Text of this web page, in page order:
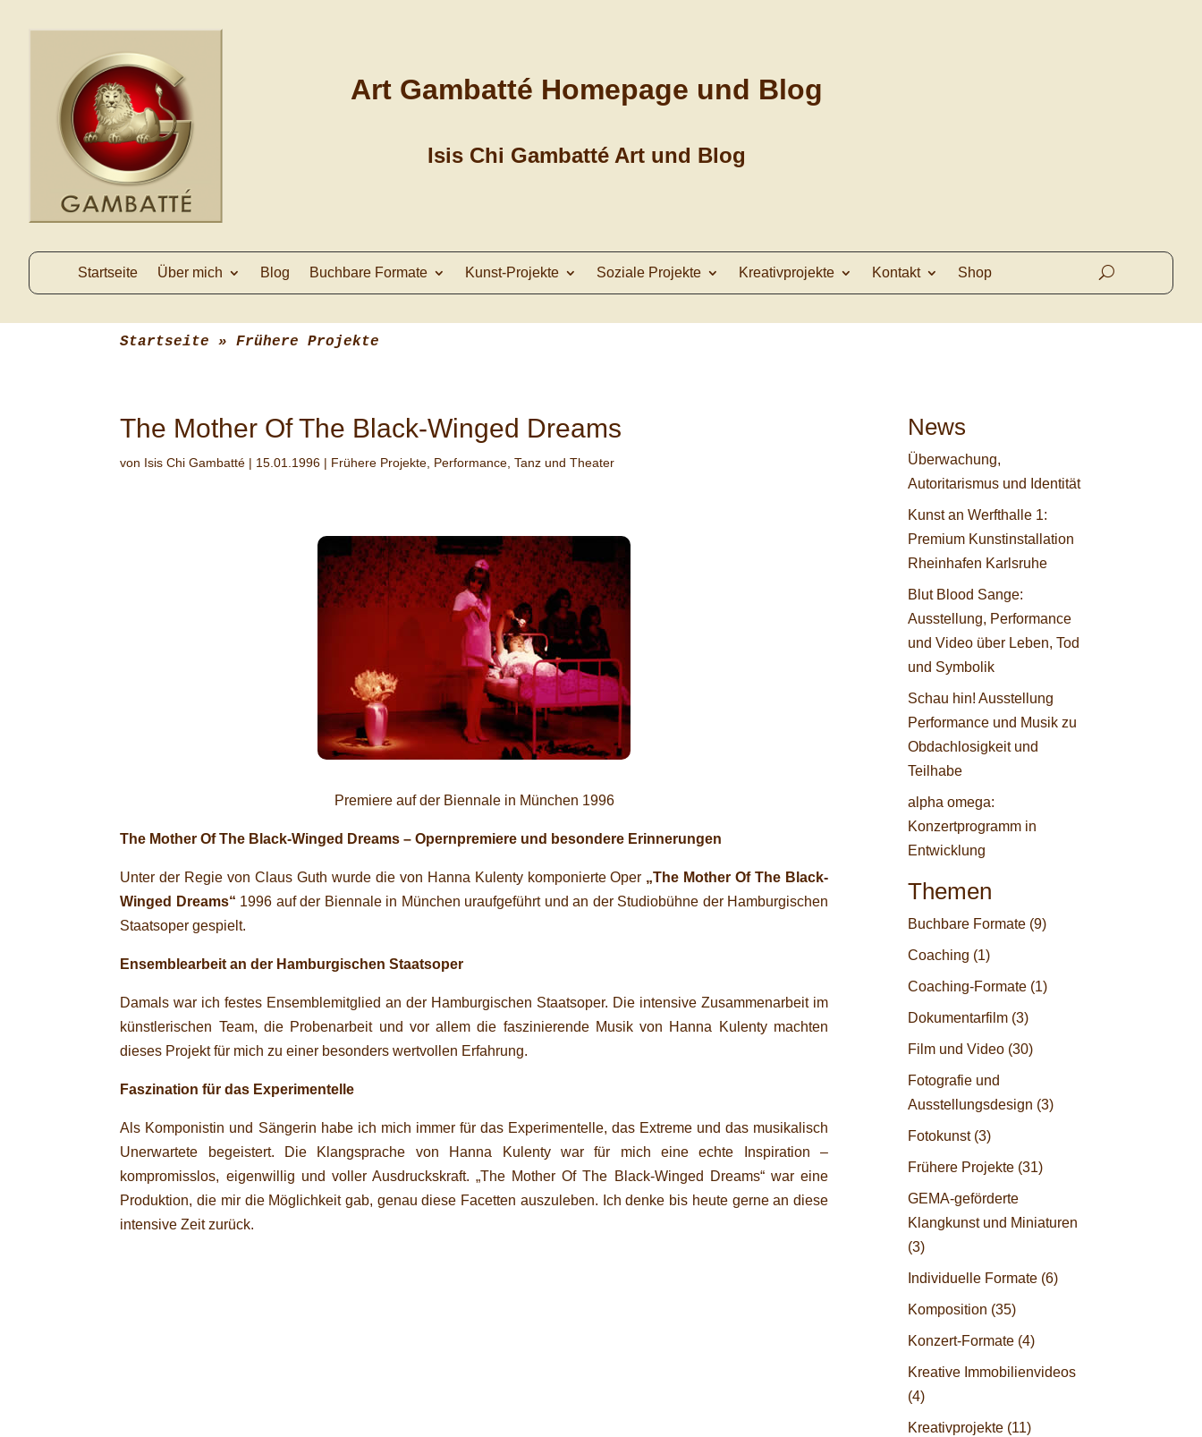
Art Gambatté Homepage und Blog
Isis Chi Gambatté Art und Blog
Startseite Über mich Blog Buchbare Formate Kunst-Projekte Soziale Projekte Kreativprojekte Kontakt Shop
Startseite » Frühere Projekte
The Mother Of The Black-Winged Dreams
von Isis Chi Gambatté | 15.01.1996 | Frühere Projekte Performance ,Tanz und Theater
Premiere auf der Biennale in München 1996
The Mother Of The Black-Winged Dreams – Opernpremiere und besondere Erinnerungen
Unter der Regie von Claus Guth wurde die von Hanna Kulenty komponierte Oper „The Mother Of The Black-
Winged Dreams“ 1996 auf der Biennale in München uraufgeführt und an der Studiobühne der Hamburgischen
Staatsoper gespielt.
Ensemblearbeit an der Hamburgischen Staatsoper
Damals war ich festes Ensemblemitglied an der Hamburgischen Staatsoper. Die intensive Zusammenarbeit im
künstlerischen Team, die Probenarbeit und vor allem die faszinierende Musik von Hanna Kulenty machten
dieses Projekt für mich zu einer besonders wertvollen Erfahrung.
Faszination für das Experimentelle
Als Komponistin und Sängerin habe ich mich immer für das Experimentelle, das Extreme und das musikalisch
Unerwartete begeistert. Die Klangsprache von Hanna Kulenty war für mich eine echte Inspiration –
kompromisslos, eigenwillig und voller Ausdruckskraft. „The Mother Of The Black-Winged Dreams“ war eine
Produktion, die mir die Möglichkeit gab, genau diese Facetten auszuleben. Ich denke bis heute gerne an diese
intensive Zeit zurück.
News
Überwachung,
Autoritarismus und Identität
Kunst an Werfthalle 1:
Premium Kunstinstallation
Rheinhafen Karlsruhe
Blut Blood Sange:
Ausstellung, Performance
und Video über Leben, Tod
und Symbolik
Schau hin! Ausstellung
Performance und Musik zu
Obdachlosigkeit und
Teilhabe
alpha omega:
Konzertprogramm in
Entwicklung
Themen
Buchbare Formate (9)
Coaching (1)
Coaching-Formate (1)
Dokumentarfilm (3)
Film und Video (30)
Fotografie und
Ausstellungsdesign (3)
Fotokunst(3)
Frühere Projekte (31)
GEMA-geförderte
Klangkunst und Miniaturen
(3)
Individuelle Formate (6)
Komposition (35)
Konzert-Formate (4)
Kreative Immobilienvideos
(4)
Kreativprojekte (11)